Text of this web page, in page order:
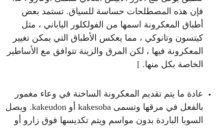
فإن هذه المصطلحات حساسة للسياق. تستمد بعض
أطباق المعكرونة اسمها من الفولكلور الياباني ، مثل
كيتسون وتانوكي ، مما يعكس الأطباق التي يمكن تغيير
المعكرونة فيها ، لكن المرق والزينة تتوافق مع الأساطير
الخاصة بكل منها. ]
عادة ما يتم تقديم المعكرونة الساخنة في وعاء مغمور
بالفعل في مرقها وتسمى kakesoba أو kakeudon. ويصل
السوبا الباردة بدون مواسم ويتم تكديسها فوق زارو أو